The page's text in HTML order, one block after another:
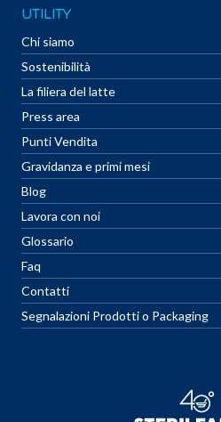
UTILITY
Chi siamo
Sostenibilità
La filiera del latte
Press area
Punti Vendita
Gravidanza e primi mesi
Blog
Lavora con noi
Glossario
Faq
Contatti
Segnalazioni Prodotti o Packaging